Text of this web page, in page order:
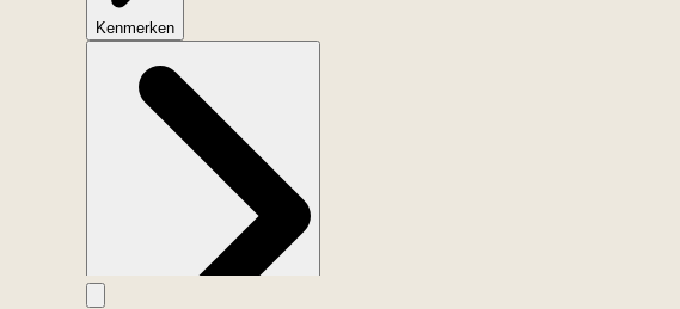
Kenmerken